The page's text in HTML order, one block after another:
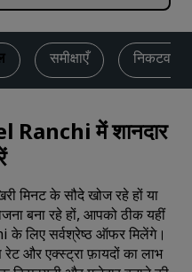
समीक्षाएँ
में शानदार
मिनट के सौदे खोज रहे हों या
बना रहे हों, आपको ठीक यहीं
लिए सर्वश्रेष्ठ ऑफर मिलेंगे।
और एक्स्ट्रा फ़ायदों का लाभ